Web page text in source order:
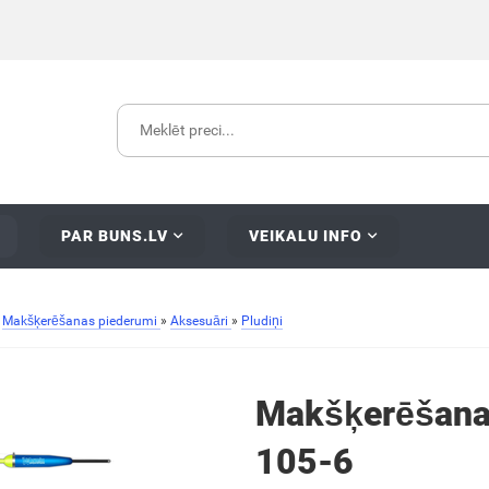
PAR BUNS.LV VEIKALU INFO
Makšķerēšanas piederumi » Aksesuāri » Pludiņi
105-6